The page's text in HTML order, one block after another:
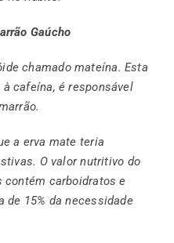
Gaúcho
chamado mateína. Esta
cafeína, é responsável
a erva mate teria
O valor nutritivo do
contém carboidratos e
de 15% da necessidade